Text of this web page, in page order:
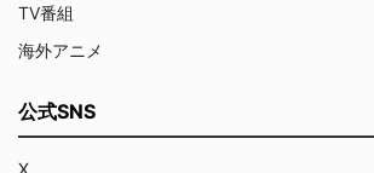
TV番組
海外アニメ
公式SNS
X